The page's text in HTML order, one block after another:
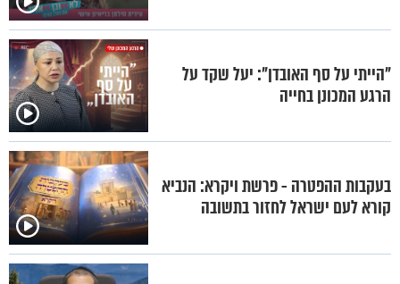
"הייתי על סף האובדן": יעל שקד על
הרגע המכונן בחייה
בעקבות ההפטרה - פרשת ויקרא: הנביא
קורא לעם ישראל לחזור בתשובה